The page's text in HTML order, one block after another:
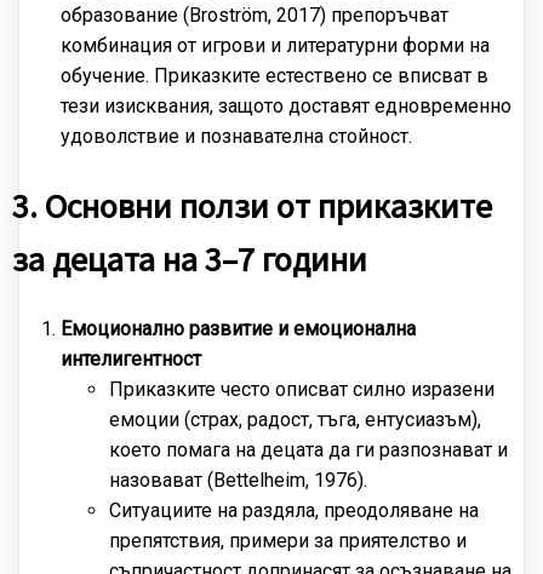
образование (Broström, 2017) препоръчват
комбинация от игрови и литературни форми на
обучение. Приказките естествено се вписват в
тези изисквания, защото доставят едновременно
удоволствие и познавателна стойност.
3. Основни ползи от приказките
за децата на 3–7 години
Емоционално развитие и емоционална
интелигентност
Приказките често описват силно изразени
емоции (страх, радост, тъга, ентусиазъм),
което помага на децата да ги разпознават и
назовават (Bettelheim, 1976).
Ситуациите на раздяла, преодоляване на
препятствия, примери за приятелство и